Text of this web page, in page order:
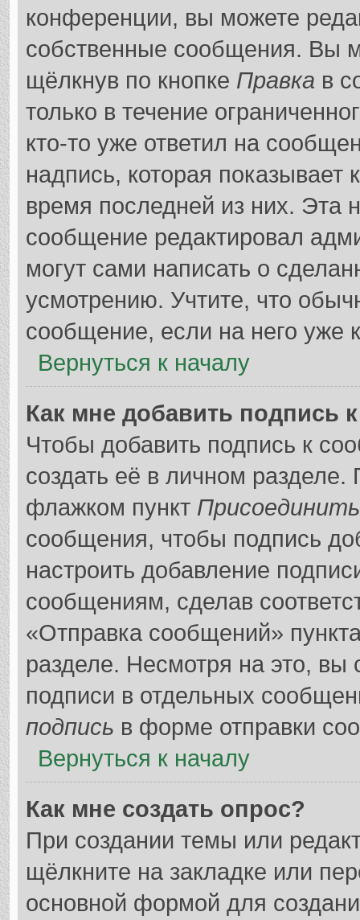
конференции, вы можете
собственные сообщения. Вы
щёлкнув по кнопке Правка в
только в течение
кто-то уже ответил на
надпись, которая показывает
время последней из них. Эта
сообщение редактировал
могут сами написать о
усмотрению. Учтите, что
сообщение, если на него уже
Вернуться к началу
Как мне добавить подпись
Чтобы добавить подпись к
создать её в личном
флажком пункт
сообщения, чтобы подпись
настроить добавление
сообщениям, сделав
«Отправка сообщений»
разделе. Несмотря на это, вы
подписи в отдельных
подпись в форме отправки
Вернуться к началу
Как мне создать опрос?
При создании темы или
щёлкните на закладке или
основной формой для